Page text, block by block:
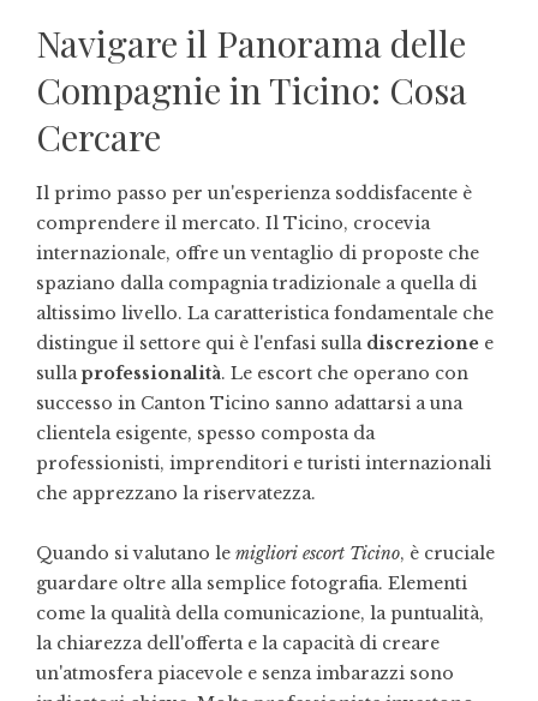
Navigare il Panorama delle
Compagnie in Ticino: Cosa
Cercare
Il primo passo per un'esperienza soddisfacente è
comprendere il mercato. Il Ticino, crocevia
internazionale, offre un ventaglio di proposte che
spaziano dalla compagnia tradizionale a quella di
altissimo livello. La caratteristica fondamentale che
distingue il settore qui è l'enfasi sulla discrezione e
sullaprofessionalità. Le escort che operano con
successo in Canton Ticino sanno adattarsi a una
clientela esigente, spesso composta da
professionisti, imprenditori e turisti internazionali
che apprezzano la riservatezza.
Quando si valutano le migliori escort Ticino, è cruciale
guardare oltre alla semplice fotografia. Elementi
come la qualità della comunicazione, la puntualità,
la chiarezza dell'offerta e la capacità di creare
un'atmosfera piacevole e senza imbarazzi sono